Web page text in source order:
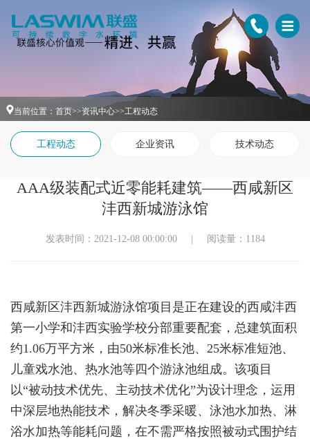
当前位置： 首页>>资讯中心>>工程动态
工程动态 企业资讯 技术动态
AAA级装配式近零能耗建筑——西咸新区
沣西新城游泳馆
发表时间：2021-12-08 00:00:00 阅读量：1184
西咸新区沣西新城游泳馆项目是正在建设的西咸沣西
第一小学和沣西实验学校分部重要配套，总建筑面积
约1.06万平方米，由50米标准长池、25米标准短池、
儿童戏水池、热水池等四个游泳池组成。该项目
以“被动技术优先、主动技术优化”为设计理念，运用
中深层地热能技术，解决冬季采暖、泳池水加热、淋
浴水加热等能耗问题，在不需严格按照被动式围护结